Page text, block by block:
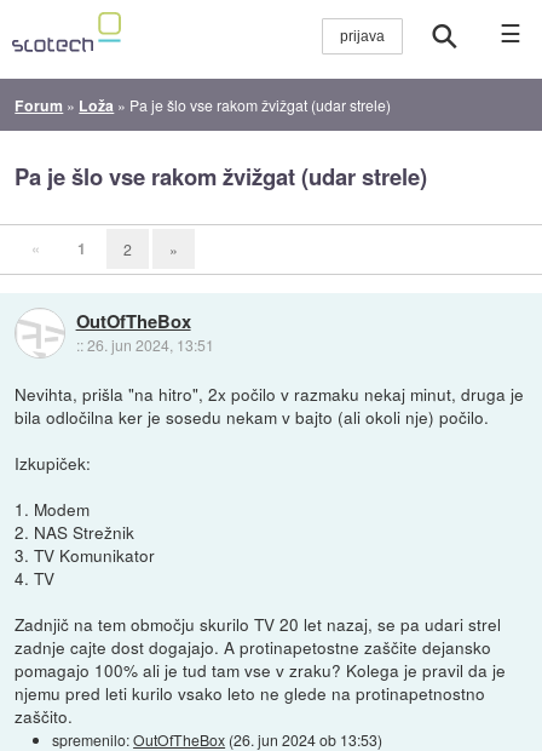
☰
Forum » Loža » Pa je šlo vse rakom žvižgat (udar strele)
Pa je šlo vse rakom žvižgat (udar strele)
« 1 2 »
OutOfTheBox
::26. jun 2024, 13:51
Nevihta, prišla "na hitro", 2x počilo v razmaku nekaj minut, druga je
bila odločilna ker je sosedu nekam v bajto (ali okoli nje) počilo.
Izkupiček:
1. Modem
2. NAS Strežnik
3. TV Komunikator
4. TV
Zadnjič na tem območju skurilo TV 20 let nazaj, se pa udari strel
zadnje cajte dost dogajajo. A protinapetostne zaščite dejansko
pomagajo 100% ali je tud tam vse v zraku? Kolega je pravil da je
njemu pred leti kurilo vsako leto ne glede na protinapetnostno
zaščito.
spremenilo:OutOfTheBox (26. jun 2024 ob 13:53)